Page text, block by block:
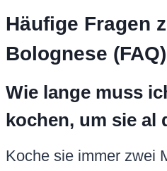
Häufige Fragen
Bolognese (FAQ)
Wie lange muss
kochen, um sie al
Koche sie immer zwei